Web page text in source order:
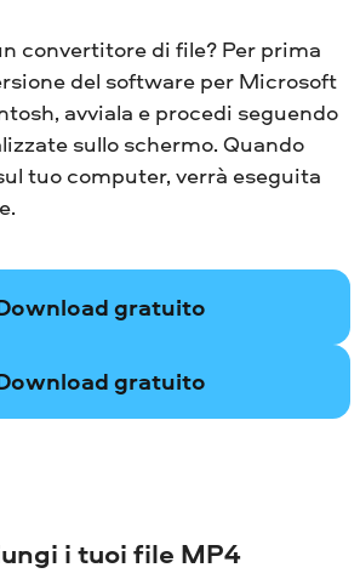
convertitore di file? Per prima
del software per Microsoft
avviala e procedi seguendo
sullo schermo. Quando
tuo computer, verrà eseguita
gratuito
gratuito
i tuoi file MP4